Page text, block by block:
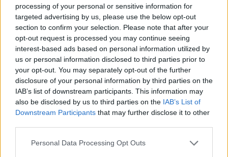
processing of your personal or sensitive information for
targeted advertising by us, please use the below opt-out
section to confirm your selection. Please note that after your
opt-out request is processed you may continue seeing
interest-based ads based on personal information utilized by
us or personal information disclosed to third parties prior to
your opt-out. You may separately opt-out of the further
disclosure of your personal information by third parties on the
IAB’s list of downstream participants. This information may
also be disclosed by us to third parties on the IAB’s List of
Downstream Participants that may further disclose it to other
Personal Data Processing Opt Outs